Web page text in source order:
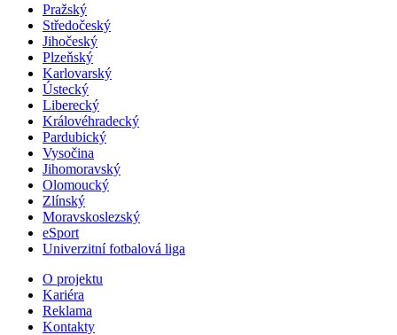
Pražský
Středočeský
Jihočeský
Plzeňský
Karlovarský
Ústecký
Liberecký
Královéhradecký
Pardubický
Vysočina
Jihomoravský
Olomoucký
Zlínský
Moravskoslezský
eSport
Univerzitní fotbalová liga
O projektu
Kariéra
Reklama
Kontakty